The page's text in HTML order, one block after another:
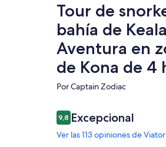
Tour de
bahía de
Aventura en
de Kona de 4
Por Captain Zodiac
Opiniones
9,89,8 de 10
Excepcional
Ver las 113 opiniones de Viator